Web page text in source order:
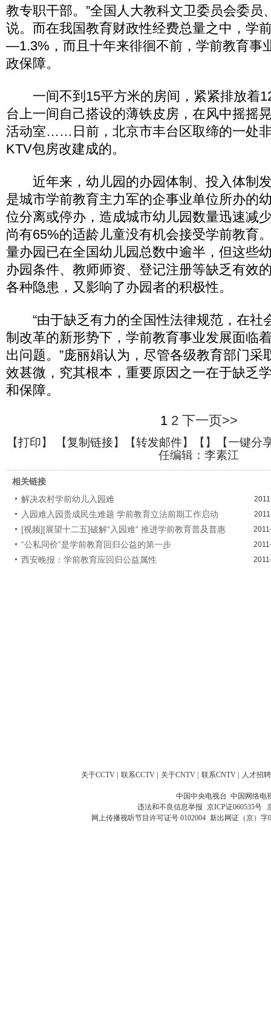
教专职干部。”全国人大教科文卫委员会委员
说。而在我国教育财政性经费总量之中，学
—1.3%，而且十年来徘徊不前，学前教育事
政保障。
一间不到15平方米的房间，紧紧排放着
台上一间自己搭设的薄铁皮房，在风中摇摇
活动室……日前，北京市丰台区取缔的一处
KTV包房改建成的。
近年来，幼儿园的办园体制、投入体制
是城市学前教育主力军的企事业单位所办的
位分离或停办，造成城市幼儿园数量迅速减
尚有65%的适龄儿童没有机会接受学前教育
量办园已在全国幼儿园总数中逾半，但这些
办园条件、教师师资、登记注册等缺乏有效
各种隐患，又影响了办园者的积极性。
“由于缺乏有力的全国性法律规范，在社
制改革的新形势下，学前教育事业发展面临
出问题。”庞丽娟认为，尽管各级教育部门采
效甚微，究其根本，重要原因之一在于缺乏
和保障。
1 2 下一页>>
【打印】 【复制链接】【转发邮件】【 】
【一键分
任编辑：李素江
相关链接
解决农村学前幼儿入园难
入园难入园贵成民生难题 学前教育立法前期工作启动
[视频][展望十二五]破解“入园难” 推进学前教育普及普惠
“公私同价”是学前教育回归公益的第一步
西安晚报：学前教育应回归公益属性
关于CCTV | 联系CCTV | 关于CNTV | 联系CNTV | 人才招聘
中国中央电视台 中国网络电
违法和不良信息举报 京ICP证060535号
网上传播视听节目许可证号 0102004 新出网证（京）